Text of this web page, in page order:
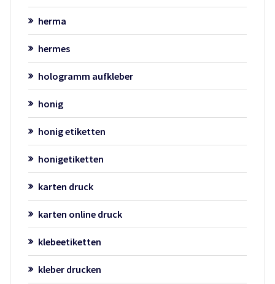
herma
hermes
hologramm aufkleber
honig
honig etiketten
honigetiketten
karten druck
karten online druck
klebeetiketten
kleber drucken